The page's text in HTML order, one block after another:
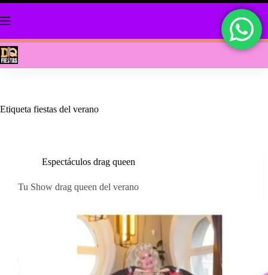
Saltar
al
contenido
Etiqueta fiestas del verano
Espectáculos drag queen
Tu Show drag queen del verano